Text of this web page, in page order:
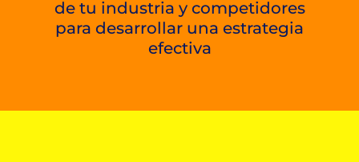
de tu industria y competidores
para desarrollar una estrategia
efectiva